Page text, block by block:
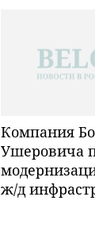
Компания
Ушеровича
ж/д